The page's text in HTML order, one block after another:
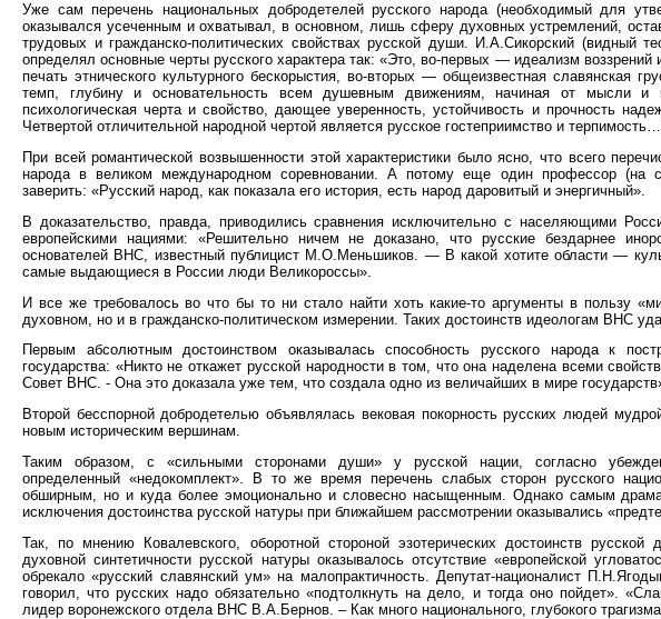
Уже сам перечень национальных добродетелей русского народа (необходимый для
оказывался усеченным и охватывал, в основном, лишь сферу духовных устремлений,
трудовых и гражданско-политических свойствах русской души. И.А.Сикорский (видный
определял основные черты русского характера так: «Это, во-первых — идеализм
печать этнического культурного бескорыстия, во-вторых — общеизвестная славянская
темп, глубину и основательность всем душевным движениям, начиная от мысли и
психологическая черта и свойство, дающее уверенность, устойчивость и прочность
Четвертой отличительной народной чертой является русское гостеприимство и
При всей романтической возвышенности этой характеристики было ясно, что всего
народа в великом международном соревновании. А потому еще один профессор (на
заверить: «Русский народ, как показала его история, есть народ даровитый и энергичный».
В доказательство, правда, приводились сравнения исключительно с населяющими
европейскими нациями: «Решительно ничем не доказано, что русские бездарнее
основателей ВНС, известный публицист М.О.Меньшиков. — В какой хотите области —
самые выдающиеся в России люди Великороссы».
И все же требовалось во что бы то ни стало найти хоть какие-то аргументы в пользу
духовном, но и в гражданско-политическом измерении. Таких достоинств идеологам ВНС
Первым абсолютным достоинством оказывалась способность русского народа к
государства: «Никто не откажет русской народности в том, что она наделена всеми
Совет ВНС. - Она это доказала уже тем, что создала одно из величайших в мире
Второй бесспорной добродетелью объявлялась вековая покорность русских людей
новым историческим вершинам.
Таким образом, с «сильными сторонами души» у русской нации, согласно
определенный «недокомплект». В то же время перечень слабых сторон русского
обширным, но и куда более эмоционально и словесно насыщенным. Однако самым
исключения достоинства русской натуры при ближайшем рассмотрении оказывались
Так, по мнению Ковалевского, оборотной стороной эзотерических достоинств
духовной синтетичности русской натуры оказывалось отсутствие «европейской
обрекало «русский славянский ум» на малопрактичность. Депутат-националист
говорил, что русских надо обязательно «подтолкнуть на дело, и тогда оно пойдет».
лидер воронежского отдела ВНС В.А.Бернов. – Как много национального, глубокого